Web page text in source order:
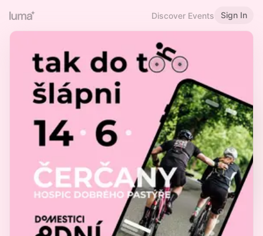
Discover Events Sign In